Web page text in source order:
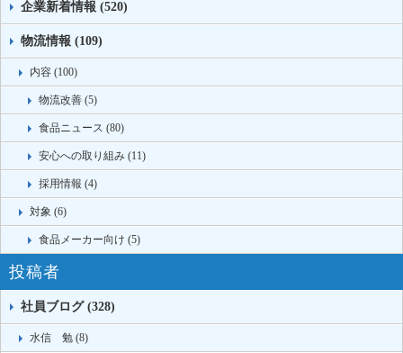
企業新着情報 (520)
物流情報 (109)
内容 (100)
物流改善 (5)
食品ニュース (80)
安心への取り組み (11)
採用情報 (4)
対象 (6)
食品メーカー向け (5)
投稿者
社員ブログ (328)
水信 勉 (8)